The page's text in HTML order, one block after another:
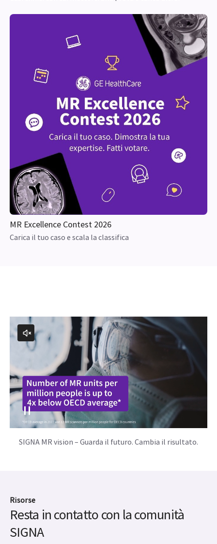
MR Excellence Contest 2026
Carica il tuo caso e scala la classifica
SIGNA MR vision – Guarda il futuro. Cambia il risultato.
Risorse